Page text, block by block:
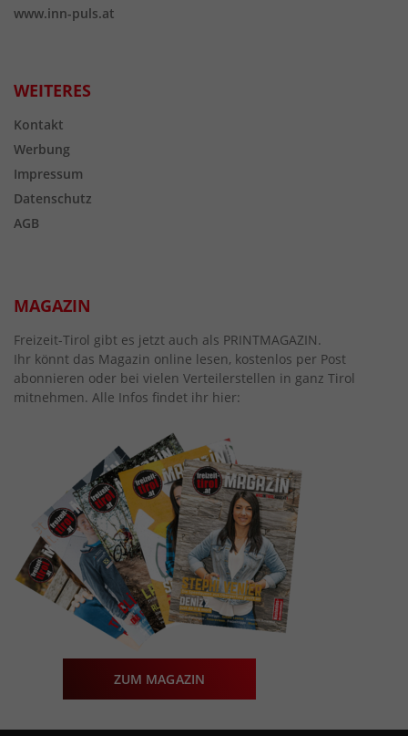
www.inn-puls.at
WEITERES
Kontakt
Werbung
Impressum
Datenschutz
AGB
MAGAZIN
Freizeit-Tirol gibt es jetzt auch als PRINTMAGAZIN.
Ihr könnt das Magazin online lesen, kostenlos per Post
abonnieren oder bei vielen Verteilerstellen in ganz Tirol
mitnehmen. Alle Infos findet ihr hier:
ZUM MAGAZIN